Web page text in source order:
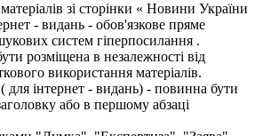
зі сторінки « Новини України
- видань - обов'язкове пряме
систем гіперпосилання .
розміщена в незалежності від
використання матеріалів.
для інтернет - видань) - повинна бути
або в першому абзаці